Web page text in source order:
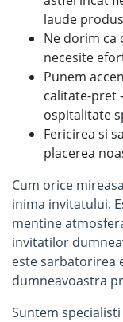
laude
Ne dorim ca
necesite
Punem
calitate-pret
ospitalitate
Fericirea si
placerea
Cum orice
inima invitatului.
mentine
invitatilor
este sarbatorirea
dumneavoastra
Suntem